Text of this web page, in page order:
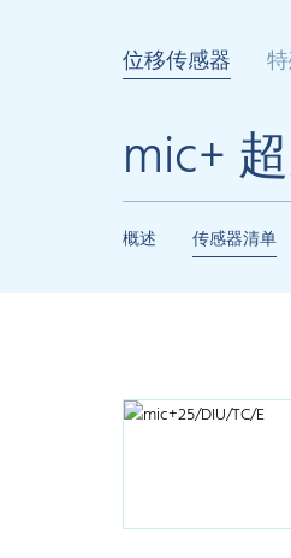
位移传感器
mic+
概述 传感器清单